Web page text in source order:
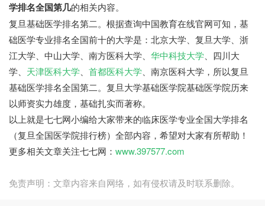
学排名全国第几的相关内容。
复旦基础医学排名第二。根据查询中国教育在线官网可知，基
础医学专业排名全国前十的大学是：北京大学、复旦大学、浙
江大学、中山大学、南方医科大学、 华中科技大学、四川大
学、 天津医科大学、 首都医科大学、南京医科大学，所以复旦
基础医学排名全国第二。复旦大学基础医学院基础医学院历来
以师资实力雄度，基础扎实而著称。
以上就是七七网小编给大家带来的临床医学专业全国大学排名
（复旦全国医学院排行榜）全部内容，希望对大家有所帮助！
更多相关文章关注七七网： www.397577.com
免责声明：文章内容来自网络，如有侵权请及时联系删除。